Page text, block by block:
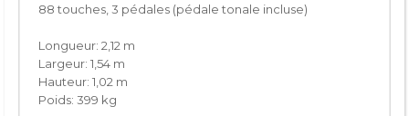
88 touches, 3 pédales (pédale tonale incluse)
Longueur: 2,12 m
Largeur: 1,54 m
Hauteur: 1,02 m
Poids: 399 kg